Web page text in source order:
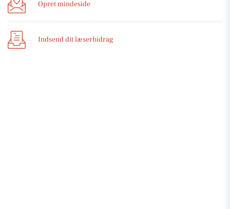
Opret mindeside
Indsend dit læserbidrag